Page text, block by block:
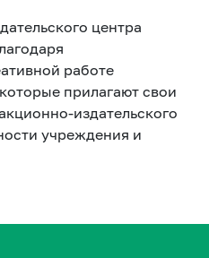
центра
работе
прилагают свои
издательского
учреждения и